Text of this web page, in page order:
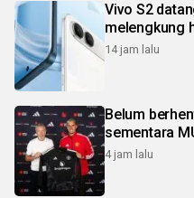
Vivo S2
melengkung
14 jam lalu
Belum
sementara
4 jam lalu